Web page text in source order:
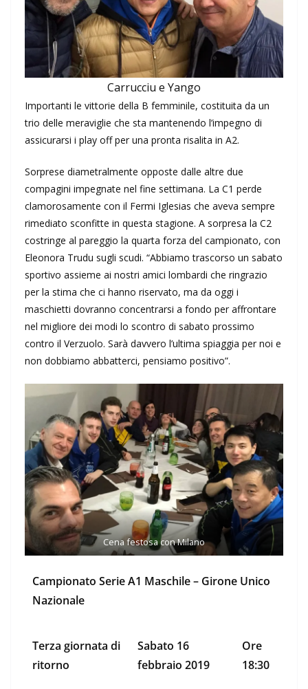
Carrucciu e Yango
Importanti le vittorie della B femminile, costituita da un
trio delle meraviglie che sta mantenendo l’impegno di
assicurarsi i play off per una pronta risalita in A2.
Sorprese diametralmente opposte dalle altre due
compagini impegnate nel fine settimana. La C1 perde
clamorosamente con il Fermi Iglesias che aveva sempre
rimediato sconfitte in questa stagione. A sorpresa la C2
costringe al pareggio la quarta forza del campionato, con
Eleonora Trudu sugli scudi. “Abbiamo trascorso un sabato
sportivo assieme ai nostri amici lombardi che ringrazio
per la stima che ci hanno riservato, ma da oggi i
maschietti dovranno concentrarsi a fondo per affrontare
nel migliore dei modi lo scontro di sabato prossimo
contro il Verzuolo. Sarà davvero l’ultima spiaggia per noi e
non dobbiamo abbatterci, pensiamo positivo”.
Cena festosa con Milano
Campionato Serie A1 Maschile – Girone Unico
Nazionale
Terza giornata di
ritorno
Sabato 16
febbraio 2019
Ore
18:30